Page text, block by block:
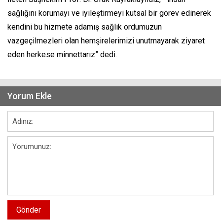
sağlığını korumayı ve iyileştirmeyi kutsal bir görev edinerek
kendini bu hizmete adamış sağlık ordumuzun
vazgeçilmezleri olan hemşirelerimizi unutmayarak ziyaret
eden herkese minnettarız” dedi.
Yorum Ekle
Gönder